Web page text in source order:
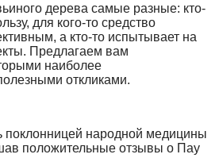
дерева самые разные: кто-
для кого-то средство
а кто-то испытывает на
Предлагаем вам
наиболее
откликами.
поклонницей народной медицины
положительные отзывы о Пау